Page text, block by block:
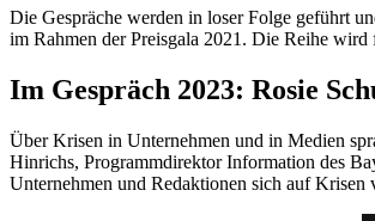
Die Gespräche werden in loser Folge geführt
im Rahmen der Preisgala 2021. Die Reihe wird
Im Gespräch 2023: Rosie
Über Krisen in Unternehmen und in Medien
Hinrichs, Programmdirektor Information des
Unternehmen und Redaktionen sich auf Krisen